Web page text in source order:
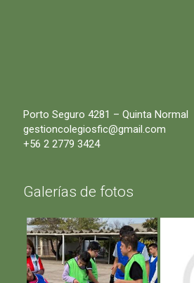
Porto Seguro 4281 – Quinta Normal
gestioncolegiosfic@gmail.com
+56 2 2779 3424
Galerías de fotos